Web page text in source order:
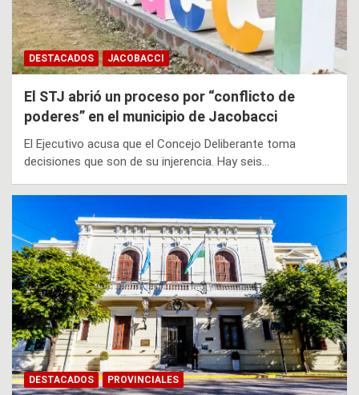
DESTACADOS JACOBACCI
El STJ abrió un proceso por “conflicto de
poderes” en el municipio de Jacobacci
El Ejecutivo acusa que el Concejo Deliberante toma
decisiones que son de su injerencia. Hay seis…
DESTACADOS PROVINCIALES